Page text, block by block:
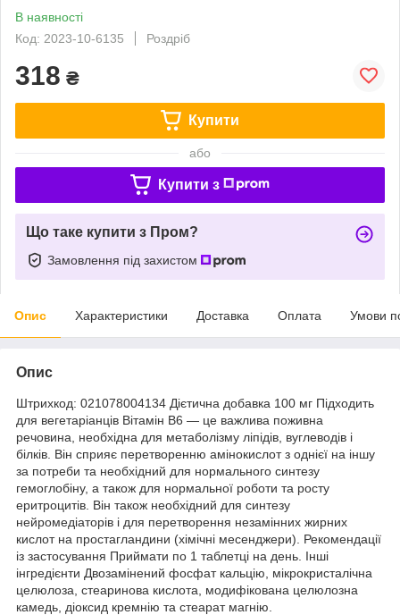
В наявності
Код: 2023-10-6135
Роздріб
318 ₴
Купити
або
Купити з
Що таке купити з Пром?
Замовлення під захистом
Опис Характеристики Доставка Оплата Умови
Опис
Штрихкод: 021078004134 Дієтична добавка 100 мг Підходить
для вегетаріанців Вітамін B6 — це важлива поживна
речовина, необхідна для метаболізму ліпідів, вуглеводів і
білків. Він сприяє перетворенню амінокислот з однієї на іншу
за потреби та необхідний для нормального синтезу
гемоглобіну, а також для нормальної роботи та росту
еритроцитів. Він також необхідний для синтезу
нейромедіаторів і для перетворення незамінних жирних
кислот на простагландини (хімічні месенджери). Рекомендації
із застосування Приймати по 1 таблетці на день. Інші
інгредієнти Двозамінений фосфат кальцію, мікрокристалічна
целюлоза, стеаринова кислота, модифікована целюлозна
камедь, діоксид кремнію та стеарат магнію.